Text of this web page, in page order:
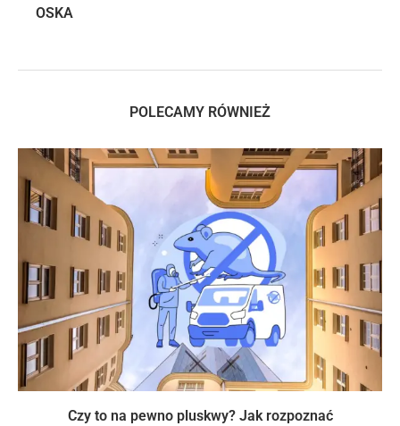
OSKA
POLECAMY RÓWNIEŻ
Czy to na pewno pluskwy? Jak rozpoznać